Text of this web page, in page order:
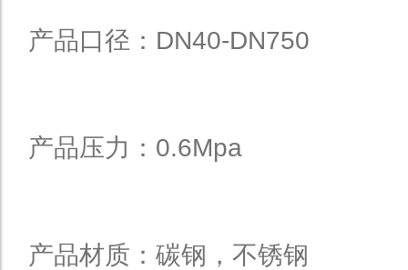
产品口径：DN40-DN750
产品压力：0.6Mpa
产品材质：碳钢，不锈钢